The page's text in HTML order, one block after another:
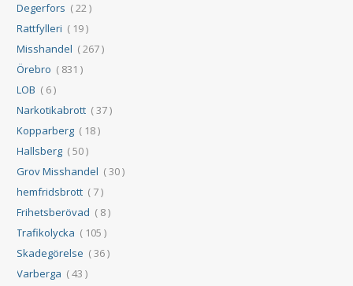
Degerfors ( 22 )
Rattfylleri ( 19 )
Misshandel ( 267 )
Örebro ( 831 )
LOB ( 6 )
Narkotikabrott ( 37 )
Kopparberg ( 18 )
Hallsberg ( 50 )
Grov Misshandel ( 30 )
hemfridsbrott ( 7 )
Frihetsberövad ( 8 )
Trafikolycka ( 105 )
Skadegörelse ( 36 )
Varberga ( 43 )